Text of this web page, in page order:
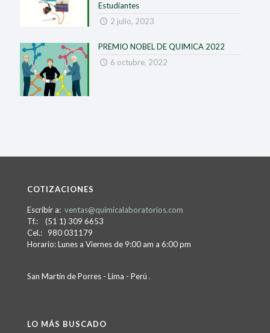
Estudiantes
2 julio, 2023
PREMIO NOBEL DE QUIMICA 2022
6 octubre, 2022
COTIZACIONES
Escribir a: ventas@quimicalaboratorios.com
Tf.: (51 1) 309 6653
Cel.: 980 031179
Horario: Lunes a Viernes de 9:00 am a 6:00 pm
San Martín de Porres - Lima - Perú .
LO MÁS BUSCADO